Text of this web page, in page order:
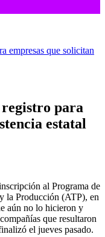
empresas que solicitan
para
estatal
al Programa de
la Producción (ATP), en
aún no lo hicieron y
que resultaron
el jueves pasado.